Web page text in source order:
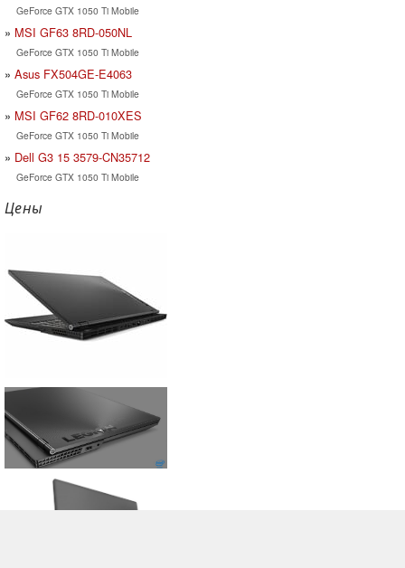
GeForce GTX 1050 Ti Mobile
MSI GF63 8RD-050NL
GeForce GTX 1050 Ti Mobile
Asus FX504GE-E4063
GeForce GTX 1050 Ti Mobile
MSI GF62 8RD-010XES
GeForce GTX 1050 Ti Mobile
Dell G3 15 3579-CN35712
GeForce GTX 1050 Ti Mobile
Цены